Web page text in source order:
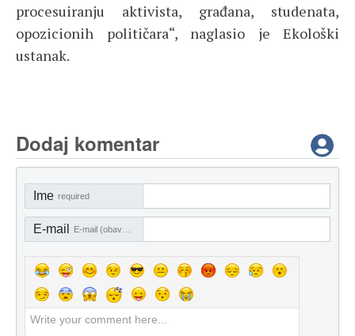
procesuiranju aktivista, građana, studenata,
opozicionih političara“, naglasio je Ekološki
ustanak.
Dodaj komentar
Ime required
E-mail